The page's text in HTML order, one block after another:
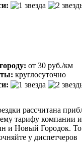
от 30 руб./км
круглосуточно
рассчитана
тарифу компании
и Новый Городок.
у диспетчеров